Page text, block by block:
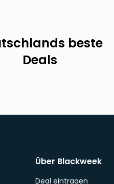
beste
Deals
Über Blackweek
Deal eintragen